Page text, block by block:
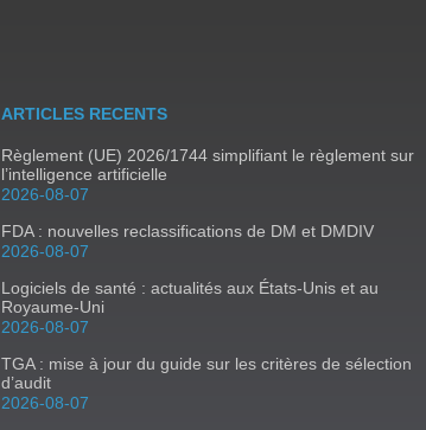
ARTICLES RECENTS
Règlement (UE) 2026/1744 simplifiant le règlement sur
l’intelligence artificielle
2026-08-07
FDA : nouvelles reclassifications de DM et DMDIV
2026-08-07
Logiciels de santé : actualités aux États-Unis et au
Royaume-Uni
2026-08-07
TGA : mise à jour du guide sur les critères de sélection
d’audit
2026-08-07